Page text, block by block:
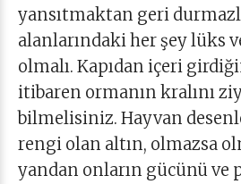
yansıtmaktan geri
alanlarındaki her şey lüks
olmalı. Kapıdan içeri
itibaren ormanın kralını
bilmelisiniz. Hayvan
rengi olan altın, olmazsa
yandan onların gücünü ve